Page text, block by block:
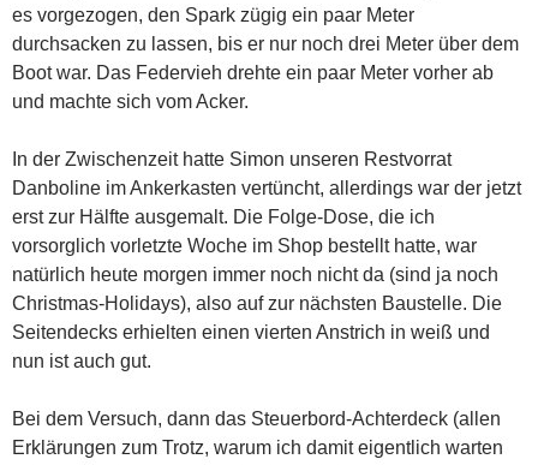
es vorgezogen, den Spark zügig ein paar Meter
durchsacken zu lassen, bis er nur noch drei Meter über dem
Boot war. Das Federvieh drehte ein paar Meter vorher ab
und machte sich vom Acker.
In der Zwischenzeit hatte Simon unseren Restvorrat
Danboline im Ankerkasten vertüncht, allerdings war der jetzt
erst zur Hälfte ausgemalt. Die Folge-Dose, die ich
vorsorglich vorletzte Woche im Shop bestellt hatte, war
natürlich heute morgen immer noch nicht da (sind ja noch
Christmas-Holidays), also auf zur nächsten Baustelle. Die
Seitendecks erhielten einen vierten Anstrich in weiß und
nun ist auch gut.
Bei dem Versuch, dann das Steuerbord-Achterdeck (allen
Erklärungen zum Trotz, warum ich damit eigentlich warten